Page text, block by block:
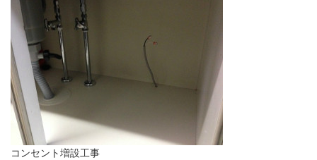
コンセント増設工事